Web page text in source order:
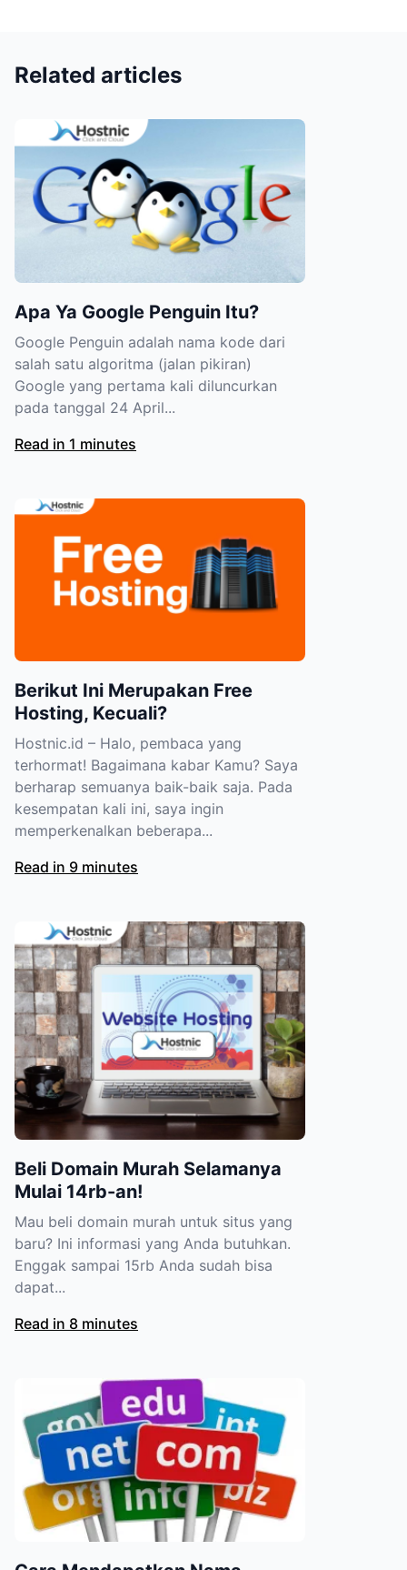
Related articles
Apa Ya Google Penguin Itu?
Google Penguin adalah nama kode dari
salah satu algoritma (jalan pikiran)
Google yang pertama kali diluncurkan
pada tanggal 24 April...
Read in 1 minutes
Berikut Ini Merupakan Free
Hosting, Kecuali?
Hostnic.id – Halo, pembaca yang
terhormat! Bagaimana kabar Kamu? Saya
berharap semuanya baik-baik saja. Pada
kesempatan kali ini, saya ingin
memperkenalkan beberapa...
Read in 9 minutes
Beli Domain Murah Selamanya
Mulai 14rb-an!
Mau beli domain murah untuk situs yang
baru? Ini informasi yang Anda butuhkan.
Enggak sampai 15rb Anda sudah bisa
dapat...
Read in 8 minutes